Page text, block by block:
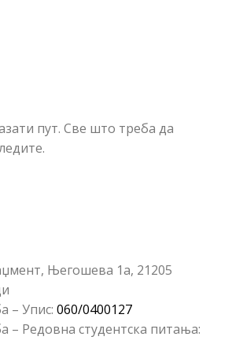
пут. Све што треба да
Његошева 1а, 21205
– Упис: 060/0400127
– Редовна студентска питања: